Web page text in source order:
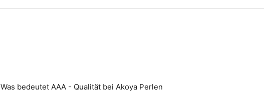
Was bedeutet AAA - Qualität bei Akoya Perlen